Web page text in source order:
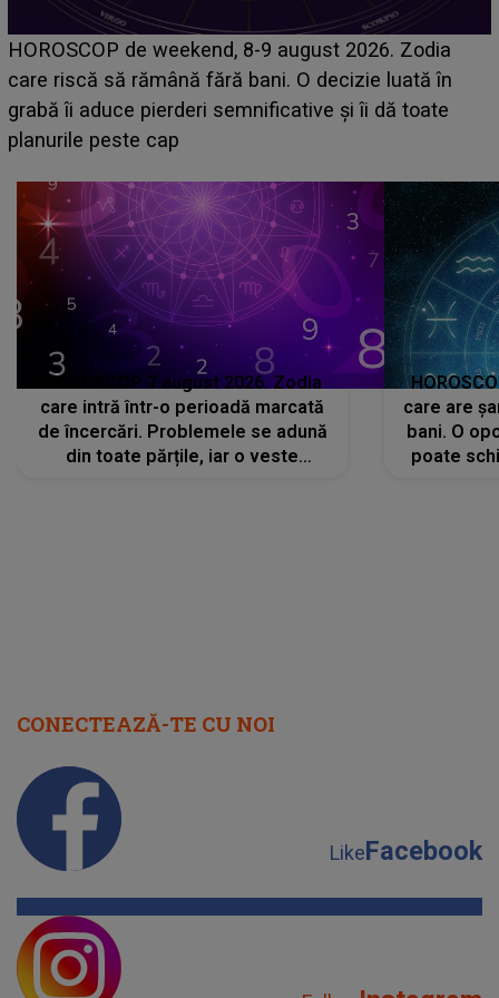
Emanuel a ținut ACEST DETALIU ASCUNS până
acum! În fața Alexandrei, concurentul din Casa Iubirii
face o MĂRTURISIRE NEAȘTEPTATĂ despre mama
sa: "I-am spus și ei în față, eu nu te iubesc pentru
HOROSCOP 7 august 2026. Zodia
care intră într-o perioadă marcată
de încercări. Problemele se adună
din toate părțile, iar o veste
care are
bani. O
poate
CONECTEAZĂ-TE CU NOI
LikeFacebook